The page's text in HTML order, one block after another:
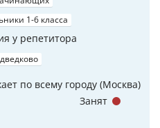
1-6 класса
у репетитора
по всему городу (Москва)
Занят